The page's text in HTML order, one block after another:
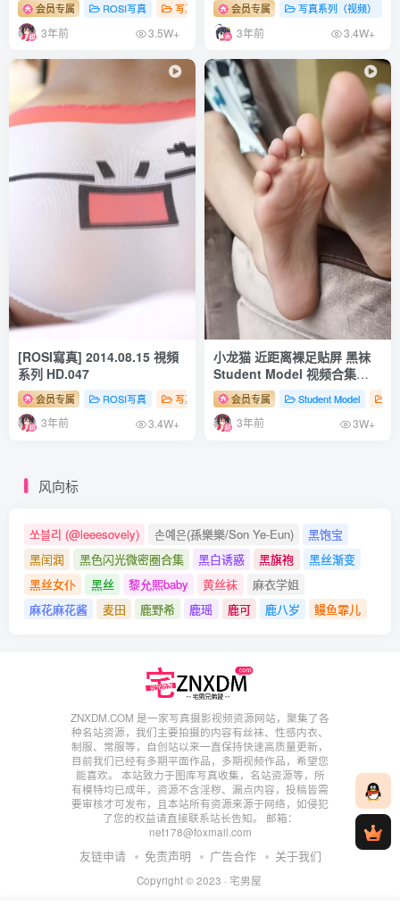
会员专属 ROSI写真 写真系列（视频） # 性感 # 足控 # 少女
3年前 3.5W+
会员专属 写真系列（视频）
3年前 3.4W+
[ROSI寫真] 2014.08.15 視頻
系列 HD.047
会员专属 ROSI写真 写真系列（视频） # 性感 # 足控 # 丝袜
3年前 3.4W+
小龙猫 近距离裸足贴屏 黑袜
Student Model 视频合集
NO.12会员专属 Student Model
3年前 3W+
风向标
쏘블리 (@leeesovely) 손예은(孫樂樂/Son Ye-Eun)
黑饱宝
黑闰润
黑色闪光微密圈合集 黑白诱惑 黑旗袍
黑丝渐变
黑丝女仆
黑丝 黎允熙baby 黄丝袜
麻衣学姐
麻花麻花酱
麦田 鹿野希 鹿瑶 鹿可 鹿八岁 鳗鱼霏儿
ZNXDM.COM 是一家写真摄影视频资源网站，聚集了各
种名站资源，我们主要拍摄的内容有丝袜、性感内衣、
制服、常服等，自创站以来一直保持快速高质量更新，
目前我们已经有多期平面作品，多期视频作品，希望您
能喜欢。 本站致力于图库写真收集，名站资源等，所
有模特均已成年，资源不含淫秽、漏点内容，投稿皆需
要审核才可发布，且本站所有资源来源于网络，如侵犯
了您的权益请直接联系站长告知。 邮箱：
net178@foxmail.com
友链申请 免责声明 广告合作 关于我们
Copyright © 2023 · 宅男屋